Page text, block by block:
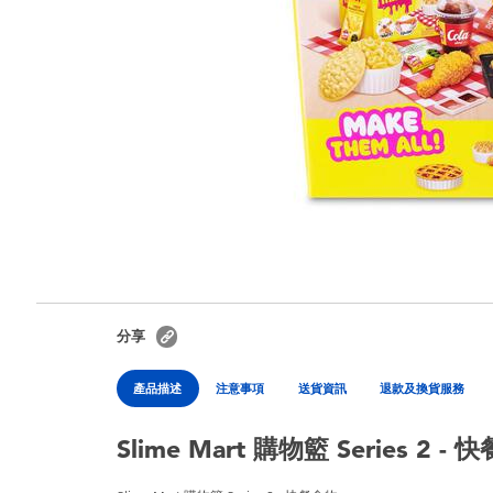
分享
產品描述 注意事項 送貨資訊 退款及換貨服務
Slime Mart 購物籃 Series 2 - 快